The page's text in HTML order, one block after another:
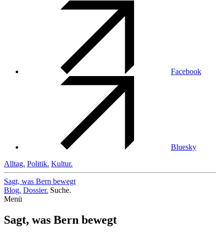
Facebook
Bluesky
Alltag. Politik. Kultur.
Sagt, was Bern bewegt
Blog. Dossier. Suche.
Menü
Sagt, was Bern bewegt